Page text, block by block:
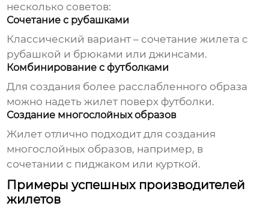
несколько советов:
Сочетание с рубашками
Классический вариант – сочетание жилета с
рубашкой и брюками или джинсами.
Комбинирование с футболками
Для создания более расслабленного образа
можно надеть жилет поверх футболки.
Создание многослойных образов
Жилет отлично подходит для создания
многослойных образов, например, в
сочетании с пиджаком или курткой.
Примеры успешных производителей
жилетов